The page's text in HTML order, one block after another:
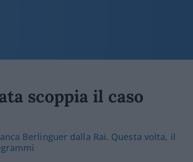
scoppia il caso
Berlinguer dalla Rai. Questa volta, il